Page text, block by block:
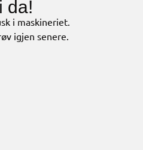
da!
i maskineriet.
igjen senere.